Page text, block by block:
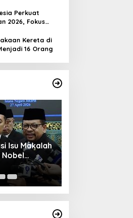
Pemerintah Klarifikasi Isu
Makalah MBG untuk
Nominasi Nobel
Perdamaian 2026
Perkuat
2026, Fokus
Kereta di
16 Orang
Jombang,